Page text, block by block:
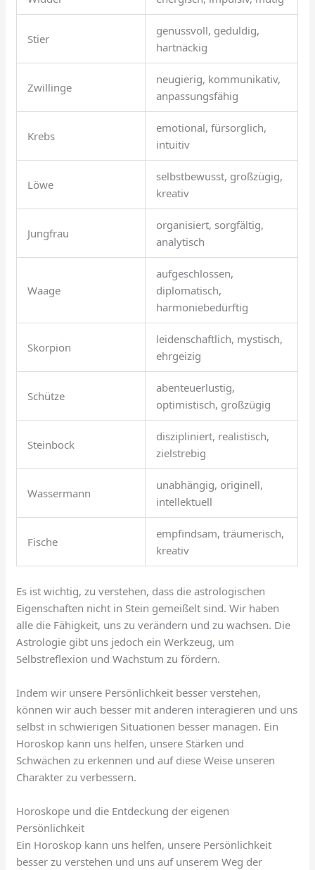
Stier
genussvoll, geduldig,
hartnäckig
Zwillinge
neugierig, kommunikativ,
anpassungsfähig
Krebs
emotional, fürsorglich,
intuitiv
Löwe
selbstbewusst, großzügig,
kreativ
Jungfrau
organisiert, sorgfältig,
analytisch
Waage
aufgeschlossen,
diplomatisch,
harmoniebedürftig
Skorpion
leidenschaftlich, mystisch,
ehrgeizig
Schütze
abenteuerlustig,
optimistisch, großzügig
Steinbock
diszipliniert, realistisch,
zielstrebig
Wassermann
unabhängig, originell,
intellektuell
Fische
empfindsam, träumerisch,
kreativ
Es ist wichtig, zu verstehen, dass die astrologischen
Eigenschaften nicht in Stein gemeißelt sind. Wir haben
alle die Fähigkeit, uns zu verändern und zu wachsen. Die
Astrologie gibt uns jedoch ein Werkzeug, um
Selbstreflexion und Wachstum zu fördern.
Indem wir unsere Persönlichkeit besser verstehen,
können wir auch besser mit anderen interagieren und uns
selbst in schwierigen Situationen besser managen. Ein
Horoskop kann uns helfen, unsere Stärken und
Schwächen zu erkennen und auf diese Weise unseren
Charakter zu verbessern.
Horoskope und die Entdeckung der eigenen
Persönlichkeit
Ein Horoskop kann uns helfen, unsere Persönlichkeit
besser zu verstehen und uns auf unserem Weg der